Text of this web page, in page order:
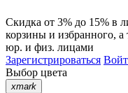
Скидка от 3% до 15% в
корзины и избранного, а
юр. и физ. лицами
Зарегистрироваться
Выбор цвета
xmark